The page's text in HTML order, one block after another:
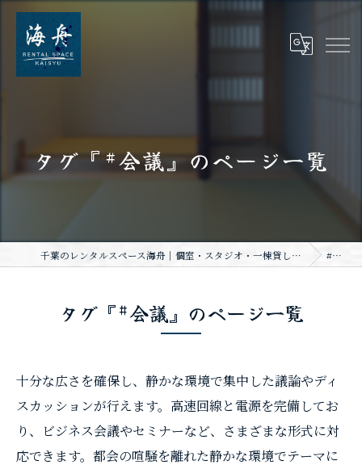
タグ『#会議』のページ一覧
千葉のレンタルスペース海舟｜個室・スタジオ・一棟貸し｜大人数・WiFi完備 #会議
タグ『#会議』のページ一覧
十分な広さを確保し、静かな環境で集中した議論やディ
スカッションが行えます。高速回線と電源を完備してお
り、ビジネス会議やセミナーなど、さまざまな形式に対
応できます。都会の喧騒を離れた静かな環境でテーマに